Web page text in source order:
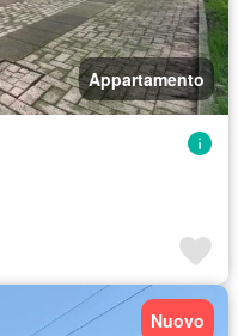
Appartamento
Nuovo